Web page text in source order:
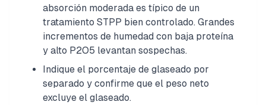
absorción moderada es típico de un
tratamiento STPP bien controlado. Grandes
incrementos de humedad con baja proteína
y alto P2O5 levantan sospechas.
Indique el porcentaje de glaseado por
separado y confirme que el peso neto
excluye el glaseado.